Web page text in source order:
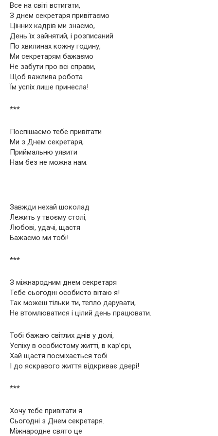
Все на світі встигати,
З днем секретаря привітаємо
Цінних кадрів ми знаємо,
День їх зайнятий, і розписаний
По хвилинах кожну годину,
Ми секретарям бажаємо
Не забути про всі справи,
Щоб важлива робота
Їм успіх лише принесла!
***
Поспішаємо тебе привітати
Ми з Днем секретаря,
Приймальню уявити
Нам без не можна нам.
Завжди нехай шоколад
Лежить у твоєму столі,
Любові, удачі, щастя
Бажаємо ми тобі!
***
З міжнародним днем секретаря
Тебе сьогодні особисто вітаю я!
Так можеш тільки ти, тепло дарувати,
Не втомлюватися і цілий день працювати.
Тобі бажаю світлих днів у долі,
Успіху в особистому житті, в кар’єрі,
Хай щастя посміхається тобі
І до яскравого життя відкриває двері!
***
Хочу тебе привітати я
Сьогодні з Днем секретаря.
Міжнародне свято це